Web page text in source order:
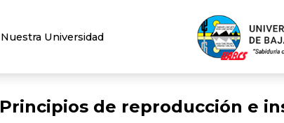
Nuestra Universidad
Principios de reproducción e